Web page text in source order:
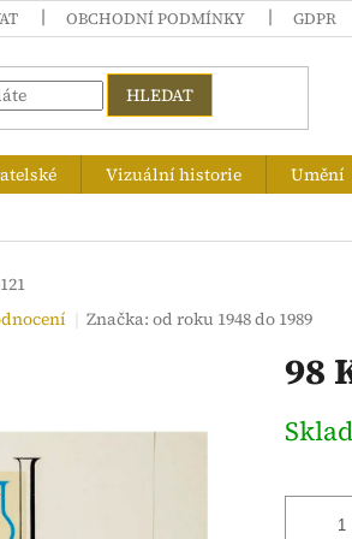
OBCHODNÍ PODMÍNKY GDPR
HLEDAT
Vizuální historie Umění
Značka:od roku 1948 do 1989
98
cena: